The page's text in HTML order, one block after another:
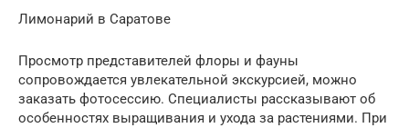
Лимонарий в Саратове
Просмотр представителей флоры и фауны
сопровождается увлекательной экскурсией, можно
заказать фотосессию. Специалисты рассказывают об
особенностях выращивания и ухода за растениями. При